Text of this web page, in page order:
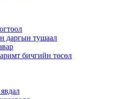
даргын тушаал
бичгийн төсөл